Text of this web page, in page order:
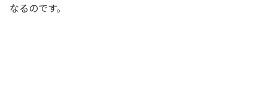
なるのです。